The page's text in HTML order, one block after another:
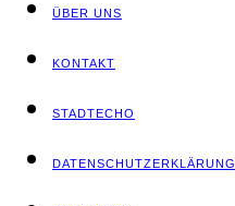
ÜBER UNS
KON­TAKT
STADT­ECHO
DATEN­SCHUTZ­ER­KLÄ­RUNG